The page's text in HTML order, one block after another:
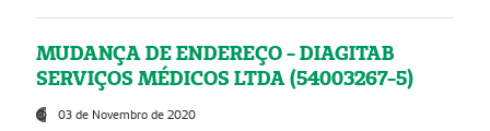
MUDANÇA DE ENDEREÇO - DIAGITAB
SERVIÇOS MÉDICOS LTDA (54003267-5)
03 de Novembro de 2020